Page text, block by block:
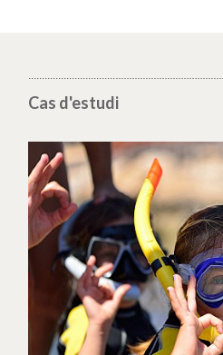
Cas d'estudi